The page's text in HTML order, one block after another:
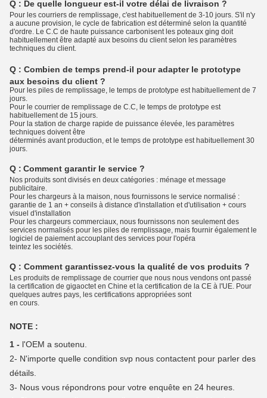
Q : De quelle longueur est-il votre délai de livraison ?
Pour les courriers de remplissage, c'est habituellement de 3-10 jours. S'il n'y
a aucune provision, le cycle de fabrication est déterminé selon la quantité
d'ordre. Le C.C de haute puissance carbonisent les poteaux ging doit
habituellement être adapté aux besoins du client selon les paramètres
techniques du client.
Q : Combien de temps prend-il pour adapter le prototype
aux besoins du client ?
Pour les piles de remplissage, le temps de prototype est habituellement de 7
jours.
Pour le courrier de remplissage de C.C, le temps de prototype est
habituellement de 15 jours.
Pour la station de charge rapide de puissance élevée, les paramètres
techniques doivent être
déterminés avant production, et le temps de prototype est habituellement 30
jours.
Q : Comment garantir le service ?
Nos produits sont divisés en deux catégories : ménage et message
publicitaire.
Pour les chargeurs à la maison, nous fournissons le service normalisé :
garantie de 1 an + conseils à distance d'installation et d'utilisation + cours
visuel d'installation
Pour les chargeurs commerciaux, nous fournissons non seulement des
services normalisés pour les piles de remplissage, mais fournir également le
logiciel de paiement accouplant des services pour l'opéra
teintez les sociétés.
Q : Comment garantissez-vous la qualité de vos produits ?
Les produits de remplissage de courrier que nous nous vendons ont passé
la certification de gigaoctet en Chine et la certification de la CE à l'UE. Pour
quelques autres pays, les certifications appropriées sont
en cours.
NOTE :
1 - l'OEM a soutenu.
2- N'importe quelle condition svp nous contactent pour parler des
détails.
3- Nous vous répondrons pour votre enquête en 24 heures.